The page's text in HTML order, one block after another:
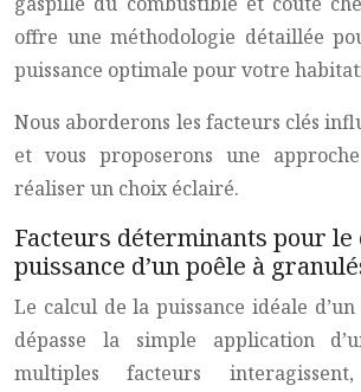
offre une méthodologie détaillée
puissance optimale pour votre
Nous aborderons les facteurs clés
et vous proposerons une
réaliser un choix éclairé.
Facteurs déterminants pour le
puissance d’un poêle à
Le calcul de la puissance idéale
dépasse la simple application
multiples facteurs